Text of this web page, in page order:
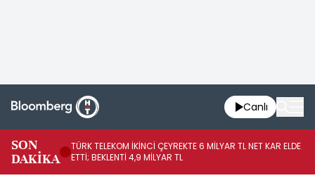
Canlı
SON
DAKİKA
TÜRK TELEKOM İKİNCİ ÇEYREKTE 6 MİLYAR TL NET KAR ELDE
ETTİ; BEKLENTİ 4,9 MİLYAR TL